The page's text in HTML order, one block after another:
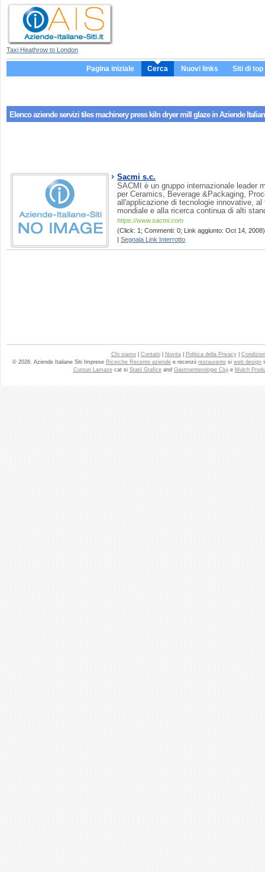
Taxi Heathrow to London
Pagina iniziale Cerca Nuovi links Siti di top
Elenco aziende servizi tiles machinery press kiln dryer mill glazein Aziende
Sacmi s.c.
SACMI è un gruppo internazionale leader
per Ceramics, Beverage &Packaging,
all'applicazione di tecnologie innovative,
mondiale e alla ricerca continua di alti
https://www.sacmi.com
(Click: 1; Commenti: 0; Link aggiunto: Oct 14,
| Segnala Link Interrotto
Chi siamo| Contatti| Novita| Politica della Privacy|
© 2026. Aziende Italiane Siti Imprese Ricerche Recente aziende e recenzii restaurante si web design
Cursuri Lamazecat si Statii Graficeand Gastroenterologie Cluje Mulch